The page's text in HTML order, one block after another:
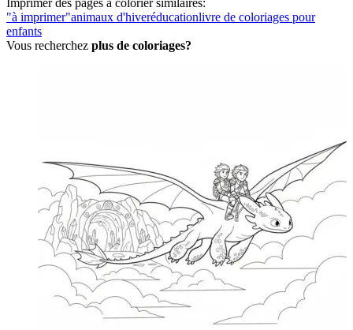
"à imprimer"animaux d'hiveréducationlivre de coloriages pour
enfants
Vous recherchez plus de coloriages?